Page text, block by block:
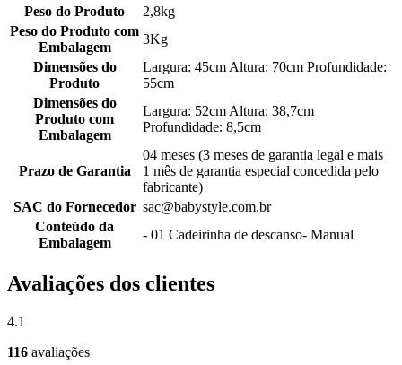
Peso do Produto
2,8kg
Peso do Produto com
Embalagem
3Kg
Dimensões do
Produto
Largura: 45cm Altura: 70cm Profundidade:
55cm
Dimensões do
Produto com
Embalagem
Largura: 52cm Altura: 38,7cm
Profundidade: 8,5cm
Prazo de Garantia
04 meses (3 meses de garantia legal e mais
1 mês de garantia especial concedida pelo
fabricante)
SAC do Fornecedor sac@babystyle.com.br
Conteúdo da
Embalagem
- 01 Cadeirinha de descanso- Manual
Avaliações dos clientes
4.1
116 avaliações